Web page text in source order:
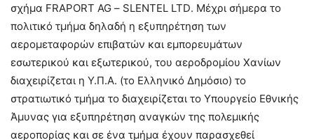
σχήμα FRAPORT AG – SLENTEL LTD. Μέχρι σήμερα το
πολιτικό τμήμα δηλαδή η εξυπηρέτηση των
αερομεταφορών επιβατών και εμπορευμάτων
εσωτερικού και εξωτερικού, του αεροδρομίου Χανίων
διαχειρίζεται η Υ.Π.Α. (το Ελληνικό Δημόσιο) το
στρατιωτικό τμήμα το διαχειρίζεται το Υπουργείο Εθνικής
Άμυνας για εξυπηρέτηση αναγκών της πολεμικής
αεροπορίας και σε ένα τμήμα έχουν παρασχεθεί